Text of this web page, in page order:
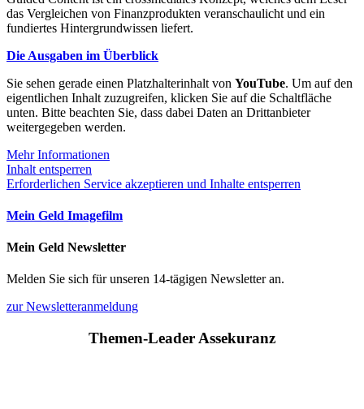
das Vergleichen von Finanzprodukten veranschaulicht und ein
fundiertes Hintergrundwissen liefert.
Die Ausgaben im Überblick
Sie sehen gerade einen Platzhalterinhalt von YouTube. Um auf den
eigentlichen Inhalt zuzugreifen, klicken Sie auf die Schaltfläche
unten. Bitte beachten Sie, dass dabei Daten an Drittanbieter
weitergegeben werden.
Mehr Informationen
Inhalt entsperren
Erforderlichen Service akzeptieren und Inhalte entsperren
Mein Geld Imagefilm
Mein Geld Newsletter
Melden Sie sich für unseren 14-tägigen Newsletter an.
zur Newsletteranmeldung
Themen-Leader Assekuranz